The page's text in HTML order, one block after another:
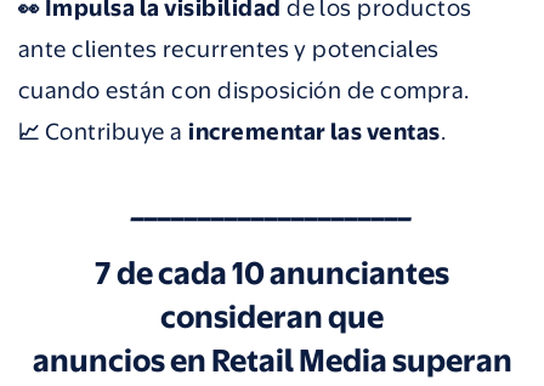
👀 Impulsa la visibilidad de los productos
ante clientes recurrentes y potenciales
cuando están con disposición de compra.
📈 Contribuye aincrementar las ventas.
7 de cada 10 anunciantes
consideran que
anuncios en Retail Media superan